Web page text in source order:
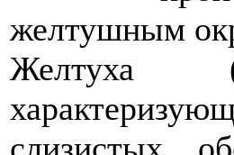
желтушным
Желтуха